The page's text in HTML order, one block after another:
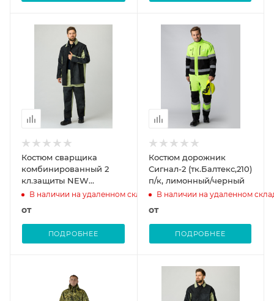
Костюм сварщика
комбинированный 2
кл.защиты NEW
(тк.Брезент,550/Спилок
В наличии на удаленном складе
от
ПОДРОБНЕЕ
Костюм дорожник
Сигнал-2 (тк.Балтекс,210)
п/к, лимонный/черный
В наличии на удаленном
от
ПОДРОБНЕЕ